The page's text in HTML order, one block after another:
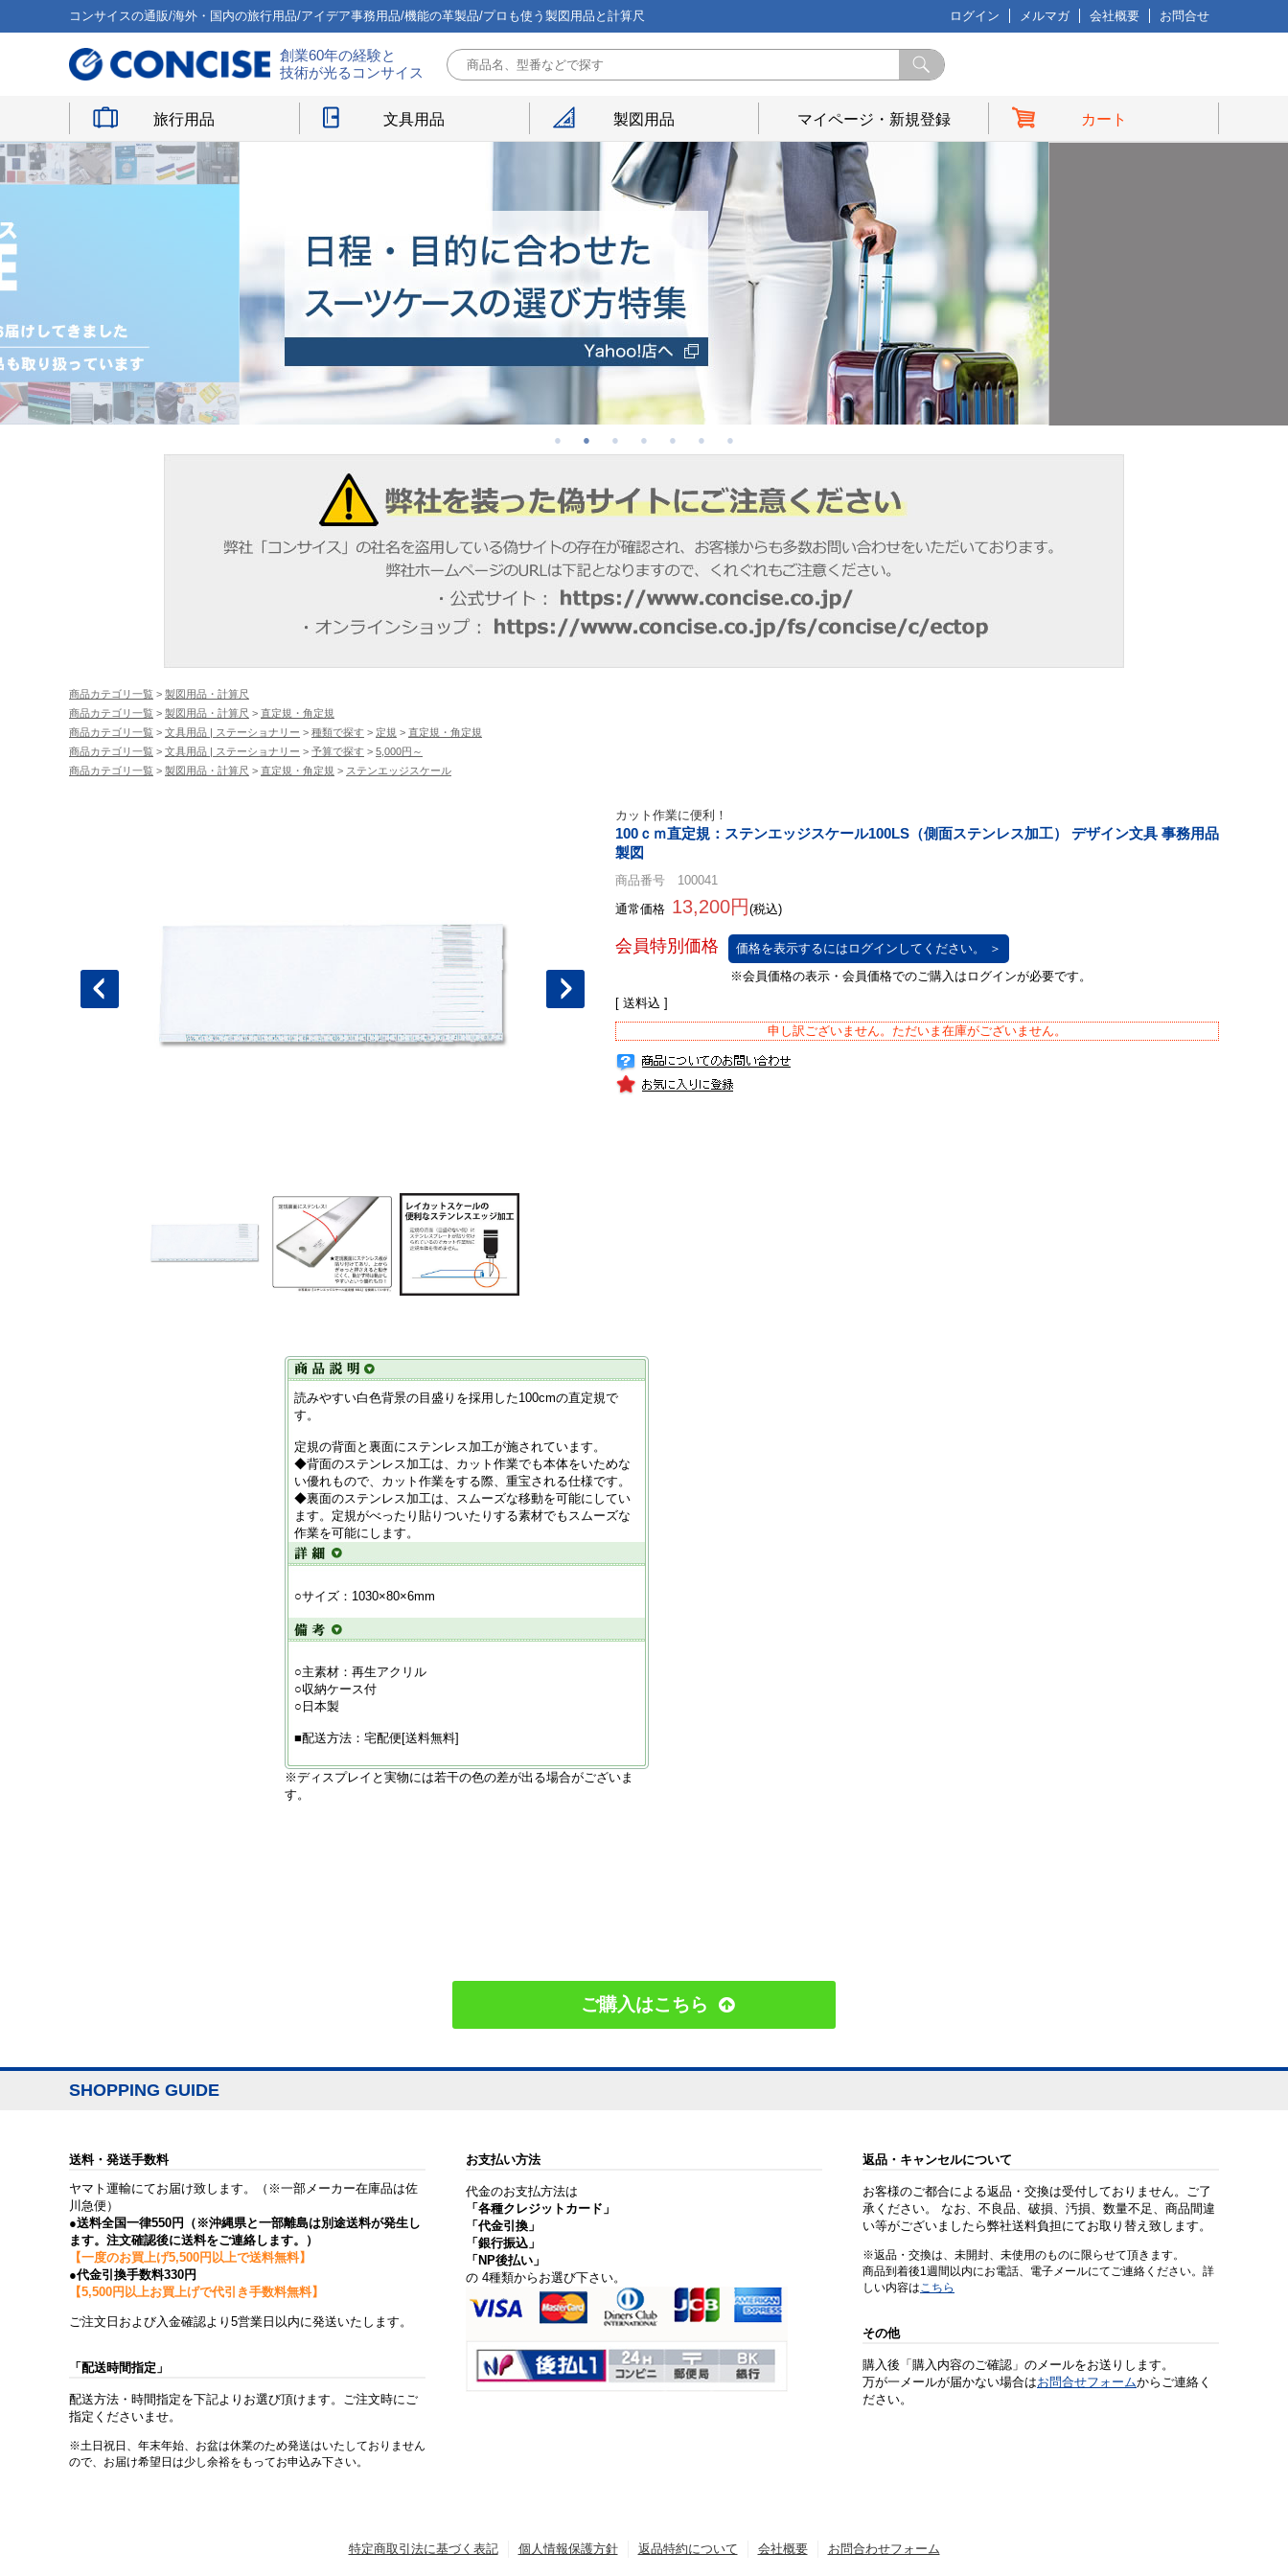
コンサイスの通販/海外・国内の旅行用品/アイデア事務用品/機能の革製品/プロも使う製図用品と計算尺 ログイン メルマガ 会社概要 お問合せ
創業60年の経験と
技術が光るコンサイス
旅行用品 文具用品 製図用品 マイページ・新規登録 カート
商品カテゴリ一覧 > 製図用品・計算尺
商品カテゴリ一覧 > 製図用品・計算尺 > 直定規・角定規
商品カテゴリ一覧 > 文具用品 | ステーショナリー > 種類で探す > 定規 > 直定規・角定規
商品カテゴリ一覧 > 文具用品 | ステーショナリー > 予算で探す > 5,000円～
商品カテゴリ一覧 > 製図用品・計算尺 > 直定規・角定規 > ステンエッジスケール
カット作業に便利！
100ｃｍ直定規：ステンエッジスケール100LS（側面ステンレス加工） デザイン文具 事務用品
製図
商品番号 100041
通常価格 13,200円 (税込)
価格を表示するにはログインしてください。 ＞
[ 送料込 ]
申し訳ございません。ただいま在庫がございません。
読みやすい白色背景の目盛りを採用した100cmの直定規で
す。
定規の背面と裏面にステンレス加工が施されています。
◆背面のステンレス加工は、カット作業でも本体をいためな
い優れもので、カット作業をする際、重宝される仕様です。
◆裏面のステンレス加工は、スムーズな移動を可能にしてい
ます。定規がべったり貼りついたりする素材でもスムーズな
作業を可能にします。
○サイズ：1030×80×6mm
○主素材：再生アクリル
○収納ケース付
○日本製
■配送方法：宅配便[送料無料]
※ディスプレイと実物には若干の色の差が出る場合がございま
す。
ご購入はこちら
SHOPPING GUIDE
送料・発送手数料
ヤマト運輸にてお届け致します。（※一部メーカー在庫品は佐
川急便）
●送料全国一律550円（※沖縄県と一部離島は別途送料が発生し
ます。注文確認後に送料をご連絡します。）
【一度のお買上げ5,500円以上で送料無料】
●代金引換手数料330円
【5,500円以上お買上げで代引き手数料無料】
ご注文日および入金確認より5営業日以内に発送いたします。
「配送時間指定」
配送方法・時間指定を下記よりお選び頂けます。ご注文時にご
指定くださいませ。
※土日祝日、年末年始、お盆は休業のため発送はいたしておりません
ので、お届け希望日は少し余裕をもってお申込み下さい。
お支払い方法
代金のお支払方法は
「各種クレジットカード」
「代金引換」
「銀行振込」
「NP後払い」
の 4種類からお選び下さい。
返品・キャンセルについて
お客様のご都合による返品・交換は受付しておりません。ご了
承ください。 なお、不良品、破損、汚損、数量不足、商品間違
い等がございましたら弊社送料負担にてお取り替え致します。
※返品・交換は、未開封、未使用のものに限らせて頂きます。
商品到着後1週間以内にお電話、電子メールにてご連絡ください。詳
しい内容はこちら
その他
購入後「購入内容のご確認」のメールをお送りします。
万が一メールが届かない場合はお問合せフォームからご連絡く
ださい。
特定商取引法に基づく表記 個人情報保護方針 返品特約について 会社概要 お問合わせフォーム